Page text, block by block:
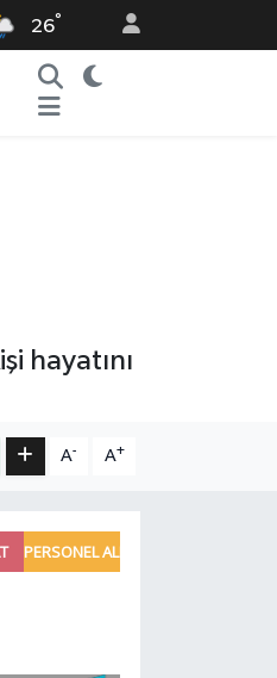
26°
hayatını
A- A+